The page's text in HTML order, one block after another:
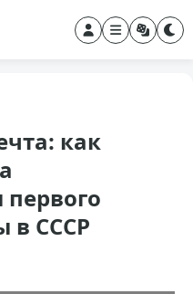
как
в СССР